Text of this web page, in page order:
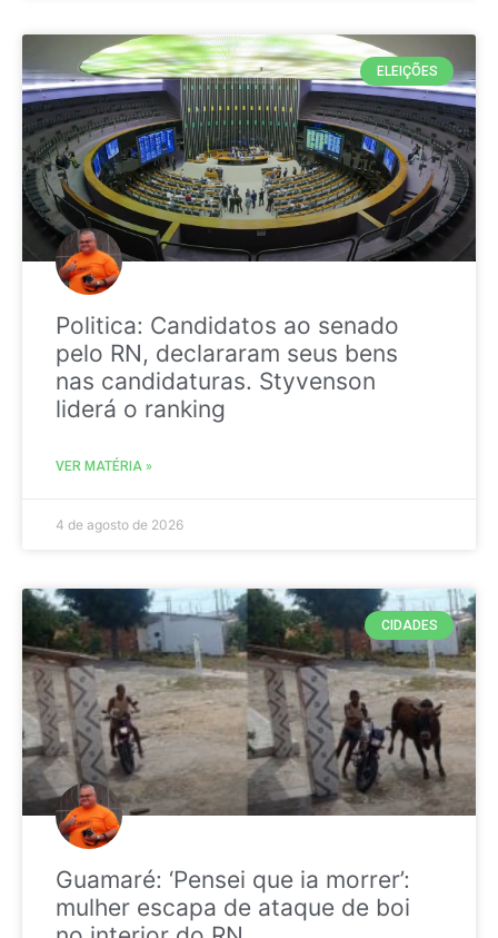
ELEIÇÕES
Politica: Candidatos ao senado
pelo RN, declararam seus bens
nas candidaturas. Styvenson
liderá o ranking
VER MATÉRIA »
4 de agosto de 2026
CIDADES
Guamaré: ‘Pensei que ia morrer’:
mulher escapa de ataque de boi